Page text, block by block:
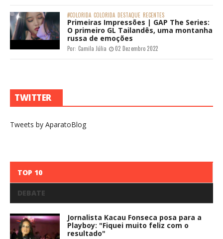
#COLORIDA COLORIDA DESTAQUE RECENTES
Primeiras Impressões | GAP The Series:
O primeiro GL Tailandês, uma montanha
russa de emoções
Por: Camila Júlia 02 Dezembro 2022
TWITTER
Tweets by AparatoBlog
TOP 10
DEBATE
Jornalista Kacau Fonseca posa para a
Playboy: "Fiquei muito feliz com o
resultado"